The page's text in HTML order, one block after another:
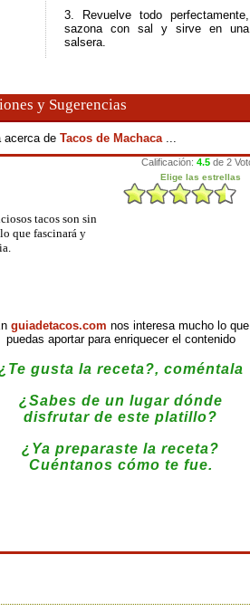
3. Revuelve todo perfectamente,
sazona con sal y sirve en una
salsera.
y Sugerencias
acerca de Tacos de Machaca ...
tacos son sin
que fascinará y
guiadetacos.com nos interesa mucho lo que
puedas aportar para enriquecer el contenido
gusta la receta?, coméntala
¿Sabes de un lugar dónde
disfrutar de este platillo?
¿Ya preparaste la receta?
Cuéntanos cómo te fue.